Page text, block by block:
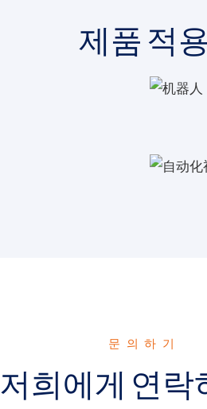
제품 적용
문의하기
저희에게 연락